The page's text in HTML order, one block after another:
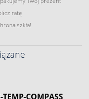
ratę
szkła!
COMPASS